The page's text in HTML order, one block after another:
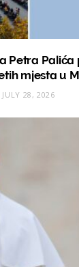
Petra Palića
mjesta u
JULY 28, 2026